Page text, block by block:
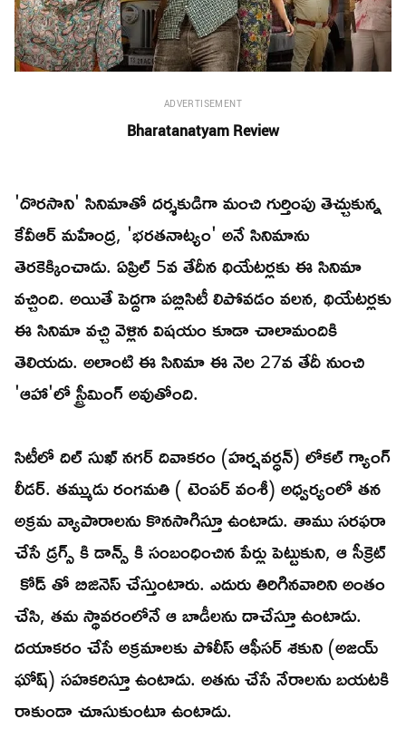
ADVERTISEMENT
Bharatanatyam Review
'దొరసాని' సినిమాతో దర్శకుడిగా మంచి గుర్తింపు తెచ్చుకున్న
కేవీఆర్ మహేంద్ర, 'భరతనాట్యం' అనే సినిమాను
తెరకెక్కించాడు. ఏప్రిల్ 5వ తేదీన థియేటర్లకు ఈ సినిమా
వచ్చింది. అయితే పెద్దగా పబ్లిసిటీ లిపోవడం వలన, థియేటర్లకు
ఈ సినిమా వచ్చి వెళ్లిన విషయం కూడా చాలామందికి
తెలియదు. అలాంటి ఈ సినిమా ఈ నెల 27వ తేదీ నుంచి
'ఆహా'లో స్ట్రీమింగ్ అవుతోంది.
సిటీలో దిల్ సుఖ్ నగర్ దివాకరం (హర్షవర్ధన్) లోకల్ గ్యాంగ్
లీడర్. తమ్ముడు రంగమతి ( టెంపర్ వంశీ) అధ్వర్యంలో తన
అక్రమ వ్యాపారాలను కొనసాగిస్తూ ఉంటాడు. తాము సరఫరా
చేసే డ్రగ్స్ కి డాన్స్ కి సంబంధించిన పేర్లు పెట్టుకుని, ఆ సీక్రెట్
కోడ్ తో బిజినెస్ చేస్తుంటారు. ఎదురు తిరిగినవారిని అంతం
చేసి, తమ స్థావరంలోనే ఆ బాడీలను దాచేస్తూ ఉంటాడు.
దయాకరం చేసే అక్రమాలకు పోలీస్ ఆఫీసర్ శకుని (అజయ్
ఘోష్) సహకరిస్తూ ఉంటాడు. అతను చేసే నేరాలను బయటకి
రాకుండా చూసుకుంటూ ఉంటాడు.